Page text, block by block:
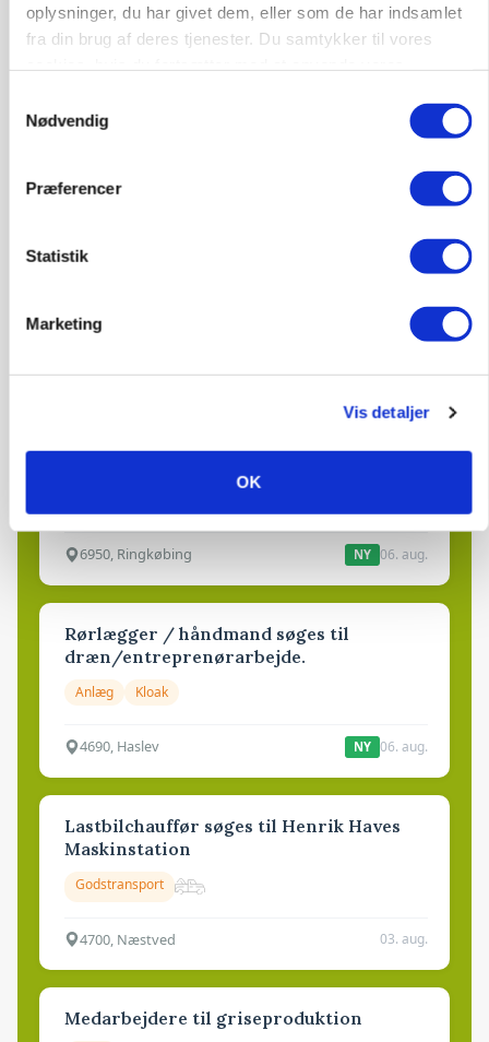
oplysninger, du har givet dem, eller som de har indsamlet
fra din brug af deres tjenester. Du samtykker til vores
Nødvendig
Præferencer
Statistik
Marketing
Vis detaljer
OK
GRISE
Danish Crown slår igen i noteringsstrid: Tysk
6950, Ringkøbing NY 06. aug.
Rørlægger / håndmand søges til
dræn/entreprenørarbejde.
Anlæg Kloak
4690, Haslev NY 06. aug.
Lastbilchauffør søges til Henrik Haves
Maskinstation
Godstransport
4700, Næstved 03. aug.
Medarbejdere til griseproduktion